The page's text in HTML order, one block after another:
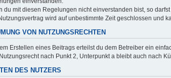
du mit diesen Regelungen nicht einverstanden bist, so
wird auf unbestimmte Zeit geschlossen und
VON NUTZUNGSRECHTEN
Erstellen eines Beitrags erteilst du dem Betreiber ein
nach Punkt 2, Unterpunkt a bleibt auch nach
DES NUTZERS